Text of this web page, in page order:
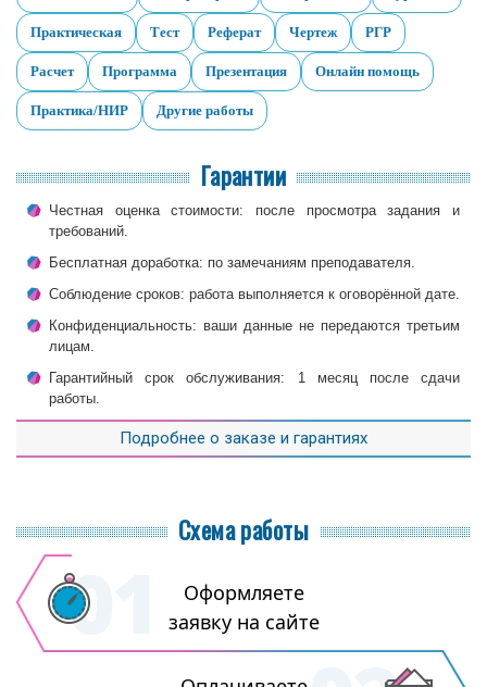
Практическая Тест Реферат Чертеж РГР
Расчет Программа Презентация Онлайн помощь
Практика/НИР Другие работы
Гарантии
Честная оценка стоимости: после просмотра задания и
требований.
Бесплатная доработка: по замечаниям преподавателя.
Соблюдение сроков: работа выполняется к оговорённой дате.
Конфиденциальность: ваши данные не передаются третьим
лицам.
Гарантийный срок обслуживания: 1 месяц после сдачи
работы.
Подробнее о заказе и гарантиях
Схема работы
Оформляете
заявку на сайте